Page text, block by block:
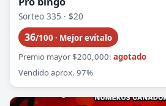
Sorteo 335 · $20
36/100 · Mejor evítalo
Premio mayor $200,000: agotado
Vendido aprox. 97%